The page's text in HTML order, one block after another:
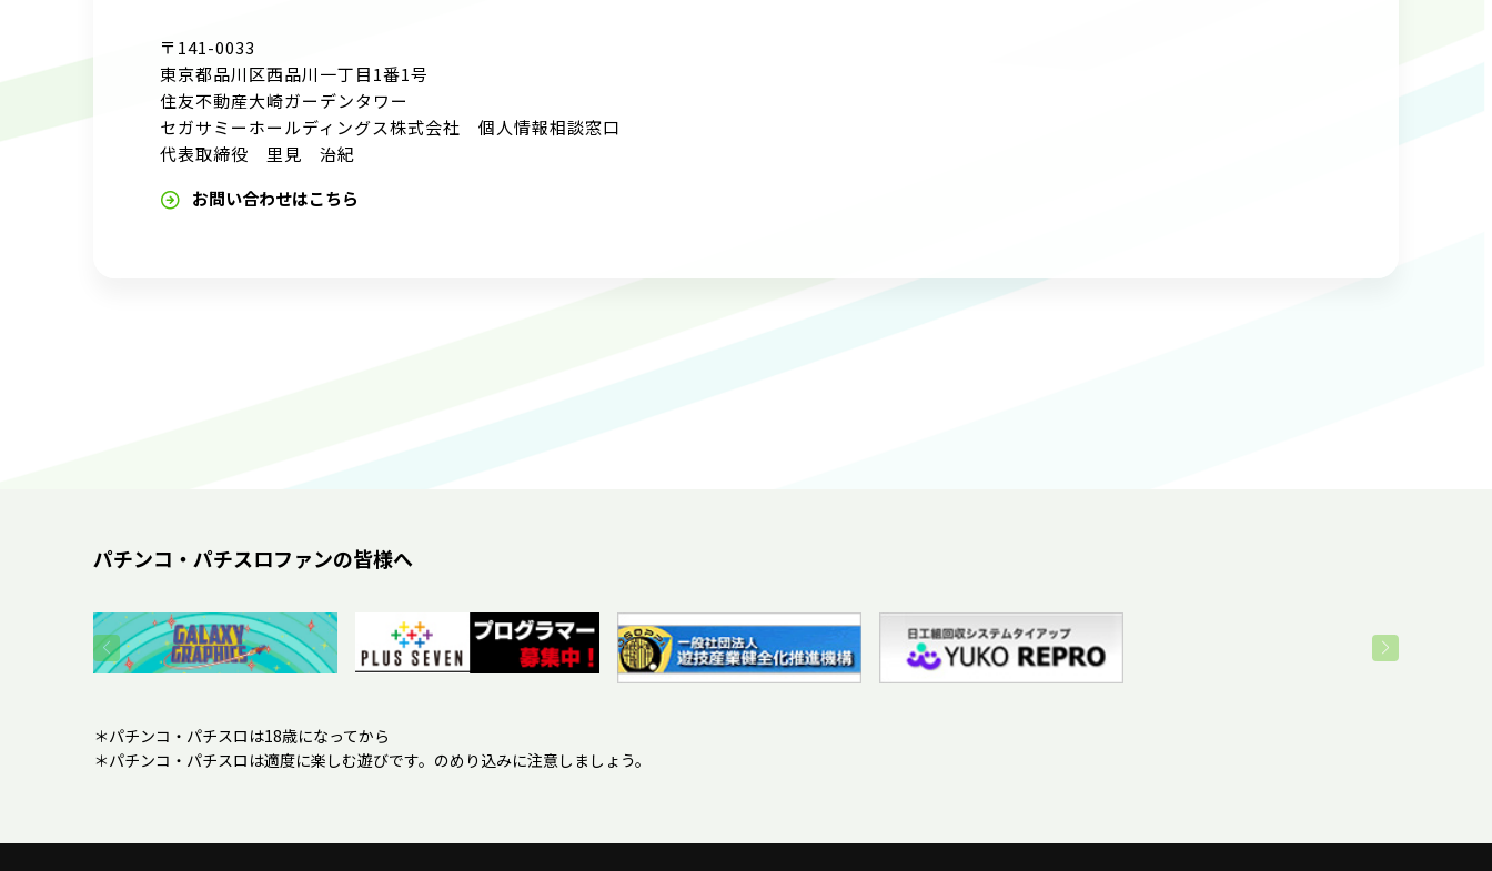
〒141-0033
東京都品川区西品川一丁目1番1号
住友不動産大崎ガーデンタワー
セガサミーホールディングス株式会社 個人情報相談窓口
代表取締役 里見 治紀
お問い合わせはこちら
パチンコ・パチスロファンの皆様へ
＊パチンコ・パチスロは18歳になってから
＊パチンコ・パチスロは適度に楽しむ遊びです。のめり込みに注意しましょう。